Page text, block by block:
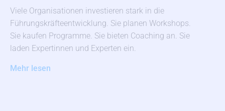
Viele Organisationen investieren stark in die
Führungskräfteentwicklung. Sie planen Workshops.
Sie kaufen Programme. Sie bieten Coaching an. Sie
laden Expertinnen und Experten ein.
Mehr lesen